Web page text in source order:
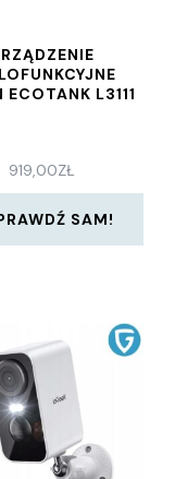
ECOTANK L3111
919,00ZŁ
SAM!